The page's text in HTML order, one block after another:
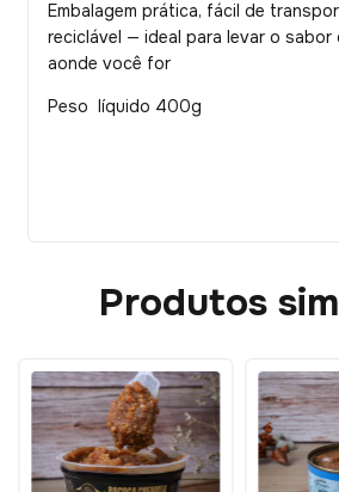
Embalagem prática, fácil de
reciclável — ideal para levar o sabor
aonde você for
Peso líquido 400g
Produtos